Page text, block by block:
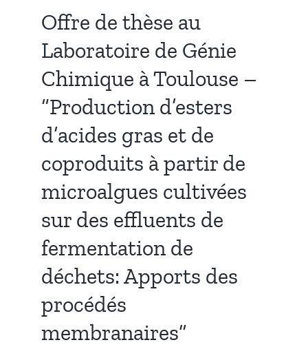
Publications
Offre de thèse au
Laboratoire de Génie
Chimique à Toulouse –
“Production d’esters
d’acides gras et de
coproduits à partir de
microalgues cultivées
sur des effluents de
fermentation de
déchets: Apports des
procédés
membranaires”